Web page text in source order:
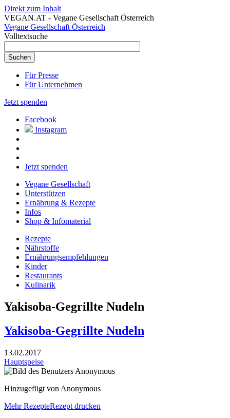
Direkt zum Inhalt
VEGAN.AT - Vegane Gesellschaft Österreich
Vegane Gesellschaft Österreich
Volltextsuche
Für Presse
Für Unternehmen
Jetzt spenden
Facebook
Instagram
Jetzt spenden
Vegane Gesellschaft
Unterstützen
Ernährung & Rezepte
Infos
Shop & Infomaterial
Rezepte
Nährstoffe
Ernährungsempfehlungen
Kinder
Restaurants
Kulinarik
Yakisoba-Gegrillte Nudeln
Yakisoba-Gegrillte Nudeln
13.02.2017
Hauptspeise
Hinzugefügt von Anonymous
Mehr RezepteRezept drucken